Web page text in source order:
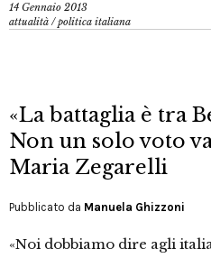
14 Gennaio 2013
attualità /politica italiana
«La battaglia è tra
Non un solo voto
Maria Zegarelli
Pubblicato da Manuela Ghizzoni
«Noi dobbiamo dire agli